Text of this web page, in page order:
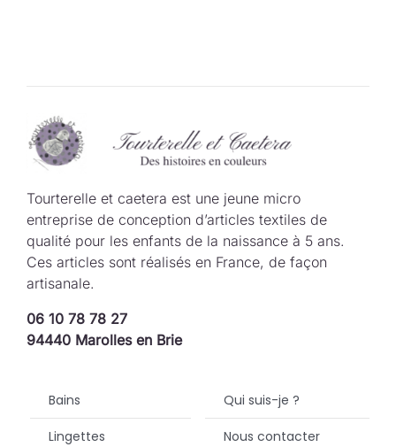
Tourterelle et caetera est une jeune micro
entreprise de conception d’articles textiles de
qualité pour les enfants de la naissance à 5 ans.
Ces articles sont réalisés en France, de façon
artisanale.
06 10 78 78 27
94440 Marolles en Brie
Bains
Lingettes
Qui suis-je ?
Nous contacter